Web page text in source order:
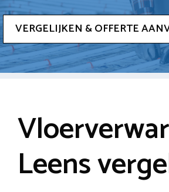
VERGELIJKEN & OFFERTE
Leens